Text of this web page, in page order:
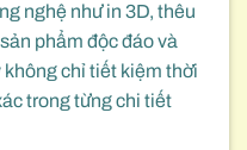
nghệ như in 3D, thêu
phẩm độc đáo và
chỉ tiết kiệm thời
trong từng chi tiết